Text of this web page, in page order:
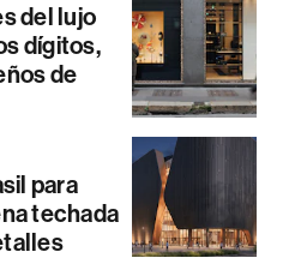
del lujo
dígitos,
de
para
techada